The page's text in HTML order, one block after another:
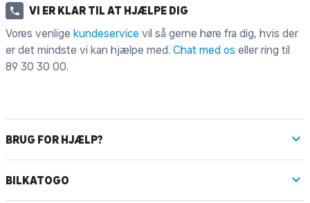
VI ER KLAR TIL AT HJÆLPE DIG
Vores venlige kundeservice vil så gerne høre fra dig, hvis der
er det mindste vi kan hjælpe med. Chat med os eller ring til
89 30 30 00.
BRUG FOR HJÆLP?
BILKATOGO